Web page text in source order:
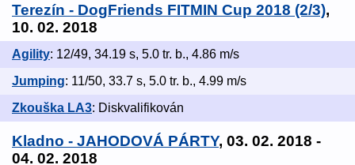
Terezín - DogFriends FITMIN Cup 2018 (2/3),
10. 02. 2018
Agility: 12/49, 34.19 s, 5.0 tr. b., 4.86 m/s
Jumping: 11/50, 33.7 s, 5.0 tr. b., 4.99 m/s
Zkouška LA3: Diskvalifikován
Kladno - JAHODOVÁ PÁRTY, 03. 02. 2018 -
04. 02. 2018